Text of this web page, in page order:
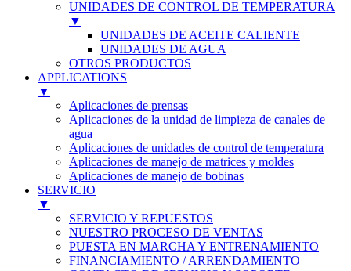
UNIDADES DE CONTROL DE TEMPERATURA
▼
UNIDADES DE ACEITE CALIENTE
UNIDADES DE AGUA
OTROS PRODUCTOS
APPLICATIONS
▼
Aplicaciones de prensas
Aplicaciones de la unidad de limpieza de canales de
agua
Aplicaciones de unidades de control de temperatura
Aplicaciones de manejo de matrices y moldes
Aplicaciones de manejo de bobinas
SERVICIO
▼
SERVICIO Y REPUESTOS
NUESTRO PROCESO DE VENTAS
PUESTA EN MARCHA Y ENTRENAMIENTO
FINANCIAMIENTO / ARRENDAMIENTO